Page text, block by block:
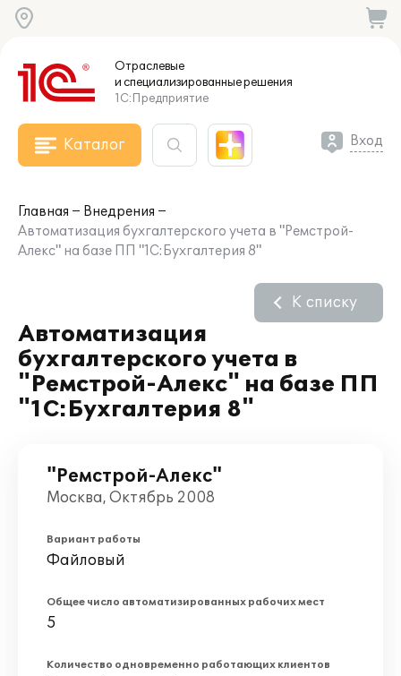
Отраслевые
и специализированныерешения
1С:Предприятие
Каталог Вход
Главная
Внедрения
Автоматизация бухгалтерского учета в "Ремстрой-
Алекс" на базе ПП "1С:Бухгалтерия 8"
Автоматизация
бухгалтерского учета в
"Ремстрой-Алекс" на базе ПП
"1С:Бухгалтерия 8"
К списку
"Ремстрой-Алекс"
Москва, Октябрь 2008
Вариант работы
Файловый
Общее число автоматизированных рабочих мест
5
Количество одновременно работающих клиентов